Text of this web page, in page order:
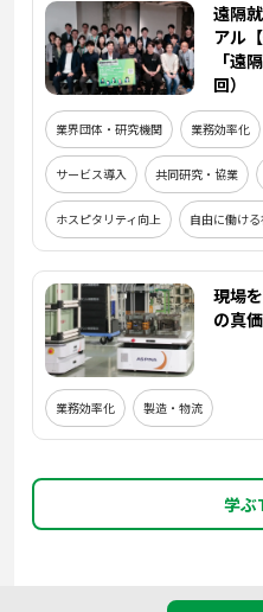
遠隔
アル
「遠
回）
業界団体・研究機関 業務効率化
サービス導入 共同研究・協業
ホスピタリティ向上 自由に働け
現場
の真価
業務効率化 製造・物流
学ぶ